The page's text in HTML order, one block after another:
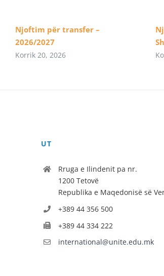
Njoftim për transfer –
2026/2027
Korrik 20, 2026
UT
Rruga e Ilindenit pa nr.
1200 Tetovë
Republika e Maqedonisë së
+389 44 356 500
+389 44 334 222
international@unite.edu.mk